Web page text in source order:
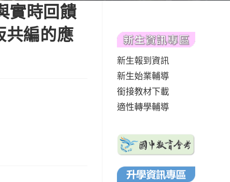
實時回饋
共編的應
新生報到資訊
新生始業輔導
銜接教材下載
適性轉學輔導